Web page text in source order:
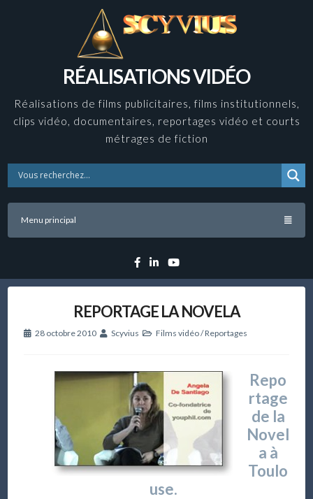
RÉALISATIONS VIDÉO
Réalisations de films publicitaires, films institutionnels,
clips vidéo, documentaires, reportages vidéo et courts
métrages de fiction
Menu principal
Facebook
LinkedinYouTube
REPORTAGE LA NOVELA
28 octobre 2010 Scyvius Films vidéo/Reportages
Repo
rtage
de la
Novel
a à
Toulo
use.